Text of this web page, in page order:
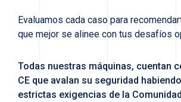
Evaluamos cada caso para
que mejor se alinee con tus desafíos
Todas nuestras máquinas, cuentan
CE que avalan su seguridad
estrictas exigencias de la